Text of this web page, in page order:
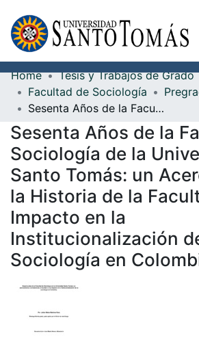
Communities & Collections
All of DSpace
Documents
Home
Tesis y Trabajos de Grado
Facultad de Sociología
Sesenta Años de la Facultad de Sociología de la Universidad Santo Tomás: un Acercamiento a la Historia de la Facultad y a su Impacto en la Institucionalización de la Sociología en Colombia.
Sesenta Años de la
Sociología de la
Santo Tomás: un
la Historia de la
Impacto en la
Institucionalización
Sociología en